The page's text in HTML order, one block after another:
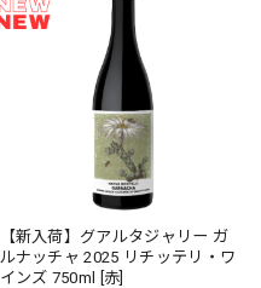
【新入荷】グアルタジャリー ガ
ルナッチャ 2025 リチッテリ・ワ
インズ 750ml [赤]